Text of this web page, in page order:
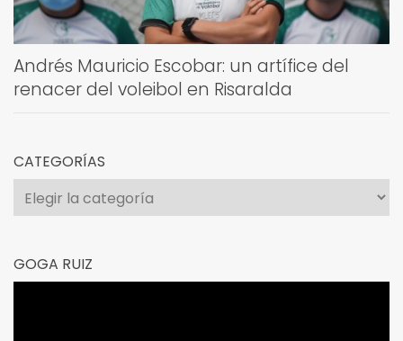
Andrés Mauricio Escobar: un artífice del
renacer del voleibol en Risaralda
CATEGORÍAS
Categorías
GOGA RUIZ